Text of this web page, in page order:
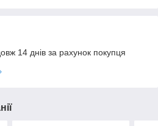
14 днів за рахунок покупця